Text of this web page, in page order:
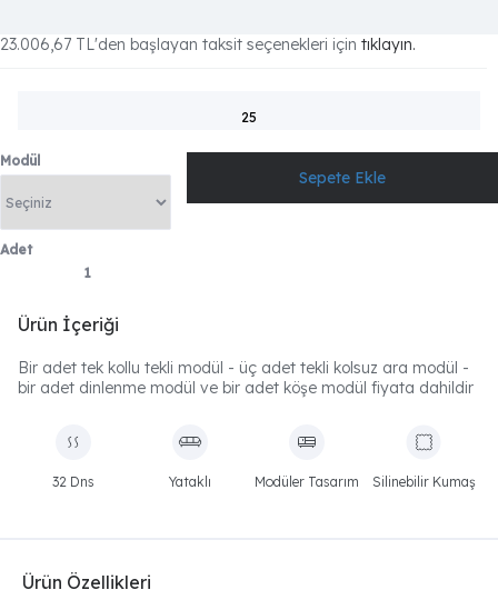
23.006,67 TL'den başlayan taksit seçenekleri için tıklayın.
25
Modül
Adet
Ürün İçeriği
Bir adet tek kollu tekli modül - üç adet tekli kolsuz ara modül -
bir adet dinlenme modül ve bir adet köşe modül fiyata dahildir
32 Dns Yataklı Modüler Tasarım Silinebilir Kumaş
Ürün Özellikleri